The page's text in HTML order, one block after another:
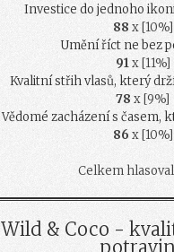
Investice do jednoho
88 x [10%]
Umění říct ne bez
91x [11%]
Kvalitní střih vlasů, který
78 x [9%]
Vědomé zacházení s časem,
86 x [10%]
Celkem
Wild & Coco -